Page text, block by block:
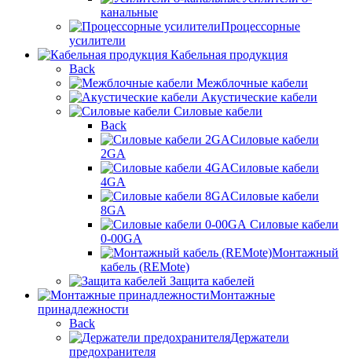
канальные
Процессорные
усилители
Кабельная продукция
Back
Межблочные кабели
Акустические кабели
Силовые кабели
Back
Силовые кабели
2GA
Силовые кабели
4GA
Силовые кабели
8GA
Силовые кабели
0-00GA
Монтажный
кабель (REMote)
Защита кабелей
Монтажные
принадлежности
Back
Держатели
предохранителя